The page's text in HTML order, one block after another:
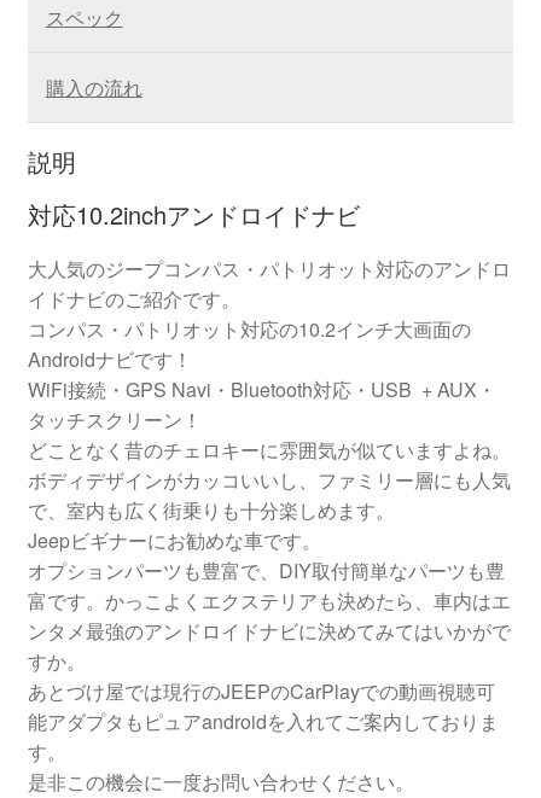
スペック
購入の流れ
説明
対応10.2inchアンドロイドナビ
大人気のジープコンパス・パトリオット対応のアンドロ
イドナビのご紹介です。
コンパス・パトリオット対応の10.2インチ大画面の
Androidナビです！
WiFi接続・GPS Navi・Bluetooth対応・USB + AUX・
タッチスクリーン！
どことなく昔のチェロキーに雰囲気が似ていますよね。
ボディデザインがカッコいいし、ファミリー層にも人気
で、室内も広く街乗りも十分楽しめます。
Jeepビギナーにお勧めな車です。
オプションパーツも豊富で、DIY取付簡単なパーツも豊
富です。かっこよくエクステリアも決めたら、車内はエ
ンタメ最強のアンドロイドナビに決めてみてはいかがで
すか。
あとづけ屋では現行のJEEPのCarPlayでの動画視聴可
能アダプタ もピュアandroidを入れてご案内しておりま
す。
是非この機会に一度お問い合わせください。